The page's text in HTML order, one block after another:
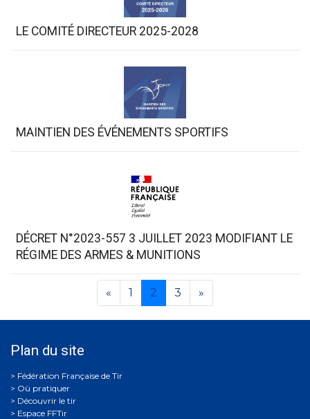
LE COMITÉ DIRECTEUR 2025-2028
MAINTIEN DES ÉVÉNEMENTS SPORTIFS
DÉCRET N°2023-557 3 JUILLET 2023 MODIFIANT LE
RÉGIME DES ARMES & MUNITIONS
« 1 2 3 »
Plan du site
Où pratiquer
Découvrir le tir
Espace FFTir